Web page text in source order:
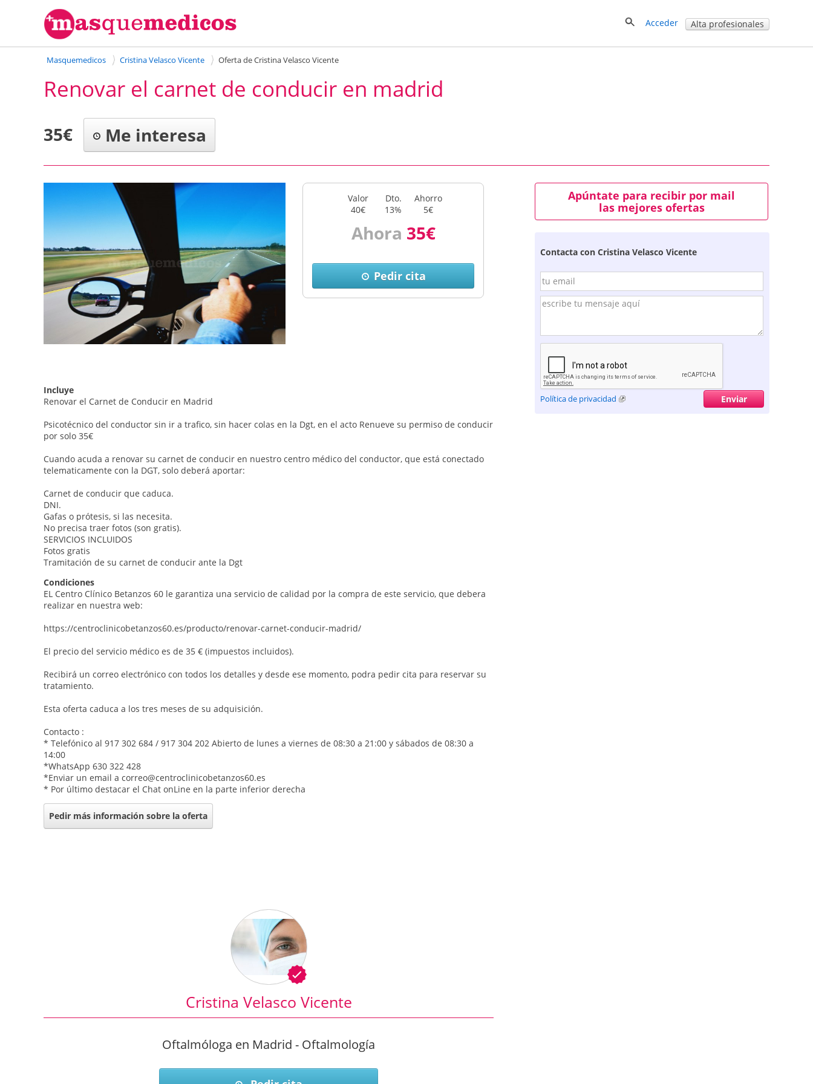
Acceder Alta profesionales
Masquemedicos Cristina Velasco Vicente Oferta de Cristina Velasco Vicente
Renovar el carnet de conducir en madrid
35€ Me interesa
Valor
40€
Dto.
13%
Ahorro
5€
Ahora 35€
Pedir cita
Incluye
Renovar el Carnet de Conducir en Madrid
Psicotécnico del conductor sin ir a trafico, sin hacer colas en la Dgt, en el acto Renueve su permiso de conducir
por solo 35€
Cuando acuda a renovar su carnet de conducir en nuestro centro médico del conductor, que está conectado
telematicamente con la DGT, solo deberá aportar:
Carnet de conducir que caduca.
DNI.
Gafas o prótesis, si las necesita.
No precisa traer fotos (son gratis).
SERVICIOS INCLUIDOS
Fotos gratis
Tramitación de su carnet de conducir ante la Dgt
Condiciones
EL Centro Clínico Betanzos 60 le garantiza una servicio de calidad por la compra de este servicio, que debera
realizar en nuestra web:
https://centroclinicobetanzos60.es/producto/renovar-carnet-conducir-madrid/
El precio del servicio médico es de 35 € (impuestos incluidos).
Recibirá un correo electrónico con todos los detalles y desde ese momento, podra pedir cita para reservar su
tratamiento.
Esta oferta caduca a los tres meses de su adquisición.
Contacto :
* Telefónico al 917 302 684 / 917 304 202 Abierto de lunes a viernes de 08:30 a 21:00 y sábados de 08:30 a
14:00
*WhatsApp 630 322 428
*Enviar un email a correo@centroclinicobetanzos60.es
* Por último destacar el Chat onLine en la parte inferior derecha
Pedir más información sobre la oferta
Apúntate para recibir por mail
las mejores ofertas
Contacta con Cristina Velasco Vicente
Política de privacidad
Cristina Velasco Vicente
Oftalmóloga en Madrid - Oftalmología